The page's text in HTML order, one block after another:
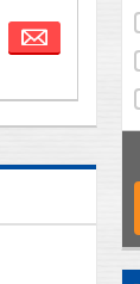
お問合わせ